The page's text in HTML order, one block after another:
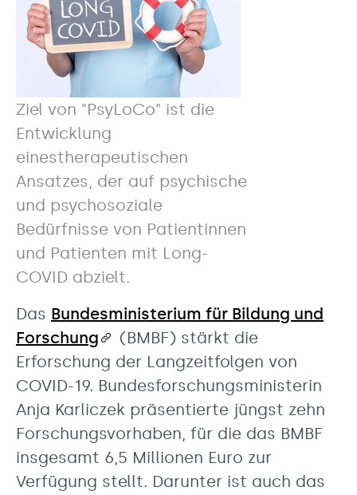
Ziel von "PsyLoCo" ist die
Entwicklung
einestherapeutischen
Ansatzes, der auf psychische
und psychosoziale
Bedürfnisse von Patientinnen
und Patienten mit Long-
COVID abzielt.
Das Bundesministerium für Bildung und
Forschung
(BMBF) stärkt die
Erforschung der Langzeitfolgen von
COVID-19. Bundesforschungsministerin
Anja Karliczek präsentierte jüngst zehn
Forschungsvorhaben, für die das BMBF
insgesamt 6,5 Millionen Euro zur
Verfügung stellt. Darunter ist auch das